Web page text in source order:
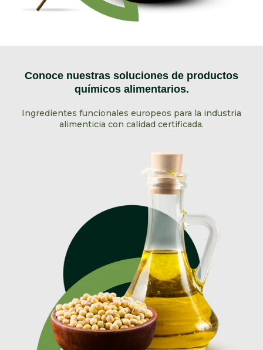
Conoce nuestras soluciones de productos
químicos alimentarios.
Ingredientes funcionales europeos para la industria
alimenticia con calidad certificada.